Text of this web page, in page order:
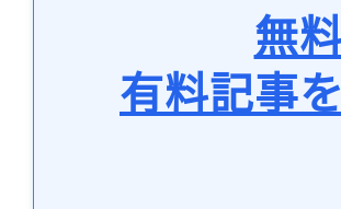
無
有料記事